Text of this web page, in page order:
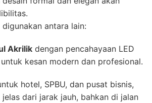
antara lain:
Akrilik dengan pencahayaan LED
kesan modern dan profesional.
hotel, SPBU, dan pusat bisnis,
dari jarak jauh, bahkan di jalan